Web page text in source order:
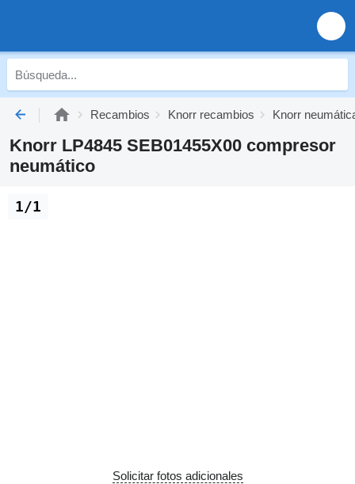
Recambios Knorr recambios Knorr
Knorr LP4845 SEB01455X00 compresor
neumático
1/1
Solicitar fotos adicionales